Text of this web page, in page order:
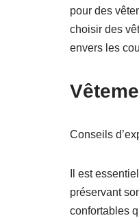
pour des
choisir des
envers les
Conseils
Il est
préservant
confortables